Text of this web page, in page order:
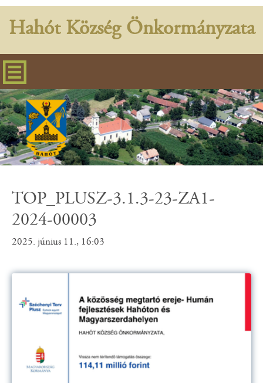
Hahót Község Önkormányzata
TOP_PLUSZ-3.1.3-23-ZA1-
2024-00003
2025. június 11., 16:03